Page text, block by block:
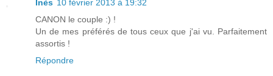
Inès 10 février 2013 à 19:32
CANON le couple :) !
Un de mes préférés de tous ceux que j'ai vu. Parfaitement
assortis !
Répondre